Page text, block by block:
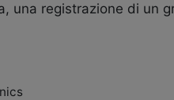
una registrazione di un